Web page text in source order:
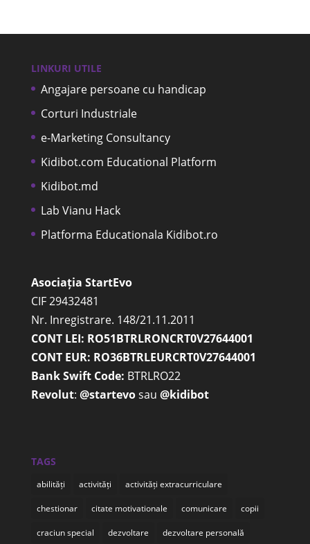
LINKURI UTILE
Angajare persoane cu handicap
Corturi Industriale
e-Marketing Consultancy
Kidibot.com Educational Platform
Kidibot.md
Lab Vianu Hack
Platforma Educationala Kidibot.ro
Asociația StartEvo
CIF 29432481
Nr. Inregistrare. 148/21.11.2011
CONT LEI: RO51BTRLRONCRT0V27644001
CONT EUR: RO36BTRLEURCRT0V27644001
Bank Swift Code: BTRLRO22
Revolut: @startevosau @kidibot
TAGS
abilități activități activități extracurriculare
chestionar citate motivationale comunicare copii
craciun special dezvoltare dezvoltare personală